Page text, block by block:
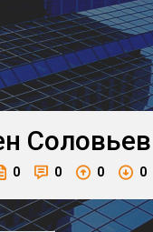
Соловьев
0 0 0 0